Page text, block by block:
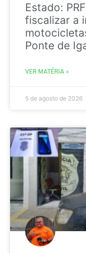
Estado:
fiscalizar a
Ponte de
VER MATÉRIA »
5 de agosto de 2026